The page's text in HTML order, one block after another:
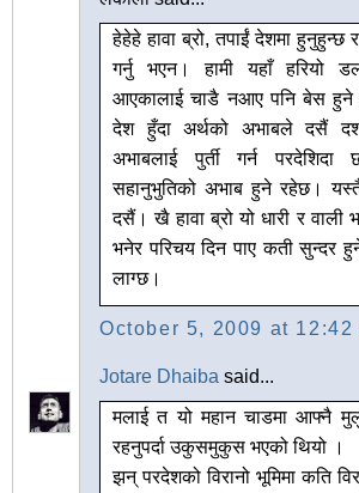
हेहेहे हावा ब्रो, तपाईं देशमा हुनुहुन्छ
गर्नु भएन। हामी यहाँ हरियो
आएकालाई चाडै नआए पनि बेस हुने
देश हुँदा अर्थको अभाबले दसैं दशा
अभाबलाई पुर्ती गर्न परदेशिदा
सहानुभुतिको अभाब हुने रहेछ।
दसैं। खै हावा ब्रो यो धारी र वाली
भनेर परिचय दिन पाए कती सुन्दर
लाग्छ।
October 5, 2009 at 12:42
Jotare Dhaiba said...
मलाई त यो महान चाडमा आफ्नै
रहनुपर्दा उकुसमुकुस भएको थियो ।
झन् परदेशको विरानो भूमिमा कति